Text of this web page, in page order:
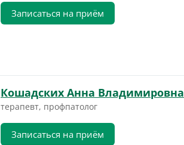
Записаться на приём
Кошадских Анна Владимировна
терапевт, профпатолог
Записаться на приём